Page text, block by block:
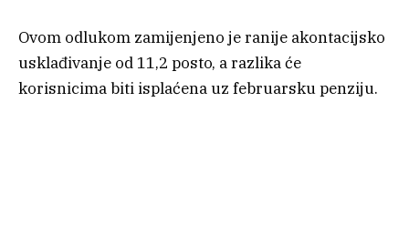
Ovom odlukom zamijenjeno je ranije akontacijsko
usklađivanje od 11,2 posto, a razlika će
korisnicima biti isplaćena uz februarsku penziju.